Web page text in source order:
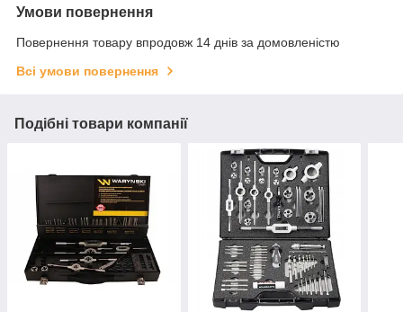
Умови повернення
Повернення товару впродовж 14 днів за домовленістю
Всі умови повернення
Подібні товари компанії